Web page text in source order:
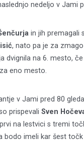
nedeljo v Jami
in jih premagali
, nato pa je za
dvignila na 6. mesto, če
eno mesto.
v Jami pred 80
prispevali Sven
na lestvici s tremi
bodo imeli kar šest